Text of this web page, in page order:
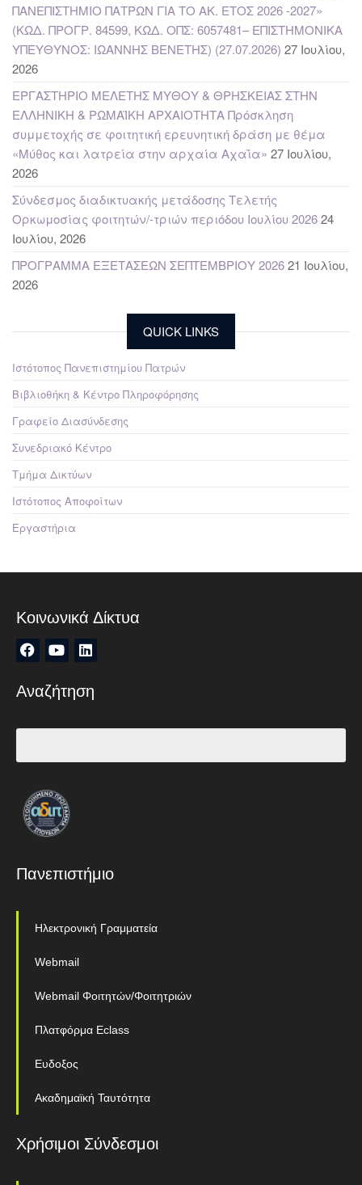
ΠΑΝΕΠΙΣΤΗΜΙΟ ΠΑΤΡΩΝ ΓΙΑ ΤΟ ΑΚ. ΕΤΟΣ 2026 -2027»
(ΚΩΔ. ΠΡΟΓΡ. 84599, ΚΩΔ. ΟΠΣ: 6057481– ΕΠΙΣΤΗΜΟΝΙΚΑ
ΥΠΕΥΘΥΝΟΣ: ΙΩΑΝΝΗΣ ΒΕΝΕΤΗΣ) (27.07.2026) 27 Ιουλίου,
2026
ΕΡΓΑΣΤΗΡΙΟ ΜΕΛΕΤΗΣ ΜΥΘΟΥ & ΘΡΗΣΚΕΙΑΣ ΣΤΗΝ
ΕΛΛΗΝΙΚΗ & ΡΩΜΑΪΚΗ ΑΡΧΑΙΟΤΗΤΑ Πρόσκληση
συμμετοχής σε φοιτητική ερευνητική δράση με θέμα
«Μύθος και λατρεία στην αρχαία Αχαΐα» 27 Ιουλίου,
2026
Σύνδεσμος διαδικτυακής μετάδοσης Τελετής
Ορκωμοσίας φοιτητών/-τριών περιόδου Ιουλίου 202624
Ιουλίου, 2026
ΠΡΟΓΡΑΜΜΑ ΕΞΕΤΑΣΕΩΝ ΣΕΠΤΕΜΒΡΙΟΥ 202621 Ιουλίου,
2026
QUICK LINKS
Ιστότοπος Πανεπιστημίου Πατρών
Βιβλιοθήκη & Κέντρο Πληροφόρησης
Γραφείο Διασύνδεσης
Συνεδριακό Κέντρο
Τμήμα Δικτύων
Ιστότοπος Αποφοίτων
Εργαστήρια
Κοινωνικά Δίκτυα
Αναζήτηση
Πανεπιστήμιο
Ηλεκτρονική Γραμματεία
Webmail
Webmail Φοιτητών/Φοιτητριών
Πλατφόρμα Eclass
Ευδοξος
Ακαδημαϊκή Ταυτότητα
Χρήσιμοι Σύνδεσμοι